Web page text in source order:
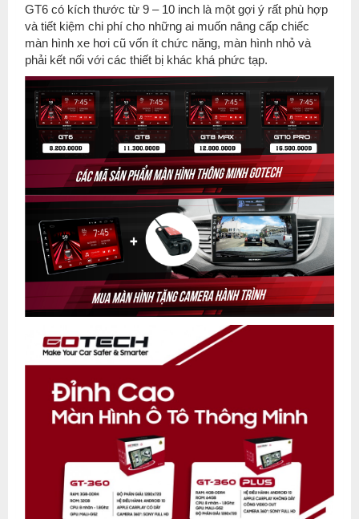
GT6 có kích thước từ 9 – 10 inch là một gợi ý rất phù hợp
và tiết kiệm chi phí cho những ai muốn nâng cấp chiếc
màn hình xe hơi cũ vốn ít chức năng, màn hình nhỏ và
phải kết nối với các thiết bị khác khá phức tạp.